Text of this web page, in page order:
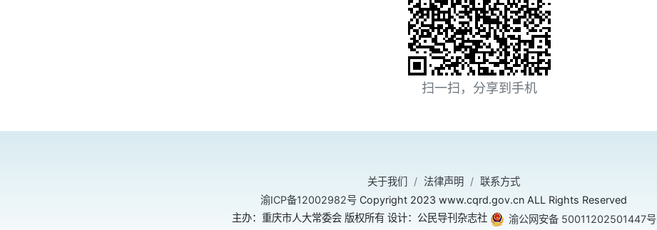
扫一扫，分享到手机
关于我们 法律声明
联系方式
渝ICP备12002982号 Copyright 2023 www.cqrd.gov.cn ALL Rights Reserved
主办：重庆市人大常委会 版权所有 设计：公民导刊杂志社
渝公网安备 50011202501447号